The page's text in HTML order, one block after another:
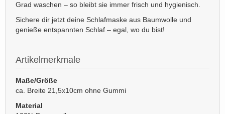
Grad waschen – so bleibt sie immer frisch und hygienisch.
Sichere dir jetzt deine Schlafmaske aus Baumwolle und
genieße entspannten Schlaf – egal, wo du bist!
Artikelmerkmale
Maße/Größe
ca. Breite 21,5x10cm ohne Gummi
Material